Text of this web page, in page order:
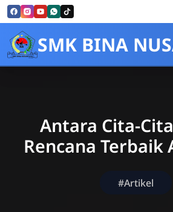
Skip to Content
SMK BINA
Antara Cita-
Rencana Terbaik
#Artikel